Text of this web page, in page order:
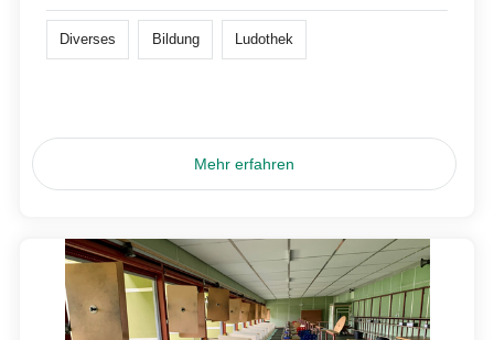
Diverses Bildung Ludothek
Mehr erfahren